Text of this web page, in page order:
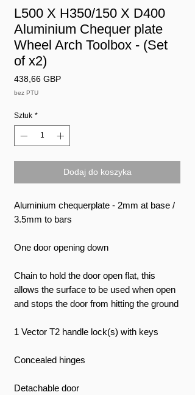
L500 X H350/150 X D400
Aluminium Chequer plate
Wheel Arch Toolbox - (Set
of x2)
438,66 GBPCena
bez PTU
Sztuk *
Dodaj do koszyka
Aluminium chequerplate - 2mm at base /
3.5mm to bars
One door opening down
Chain to hold the door open flat, this
allows the surface to be used when open
and stops the door from hitting the ground
1 Vector T2 handle lock(s) with keys
Concealed hinges
Detachable door